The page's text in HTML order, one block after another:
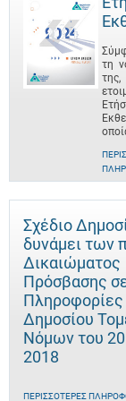
τη
Σχέδιο
δυνάμει των
Δικαιώματος
Πρόσβασης
Πληροφορίες
Δημοσίου
Νόμων του
2018
ΠΕΡΙΣΣΌΤΕΡΕΣ